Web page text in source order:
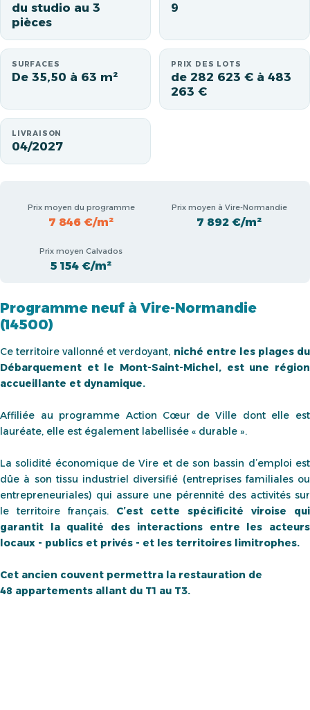
du studio au 3
pièces
9
SURFACES
De 35,50 à 63 m²
PRIX DES LOTS
de 282 623 € à 483
263 €
LIVRAISON
04/2027
Prix moyen du programme
7 846 €/m²
Prix moyen à Vire-Normandie
7 892 €/m²
Prix moyen Calvados
5 154 €/m²
Programme neuf à Vire-Normandie
(14500)
Ce territoire vallonné et verdoyant, niché entre les plages du
Débarquement et le Mont-Saint-Michel, est une région
accueillante et dynamique.
Affiliée au programme Action Cœur de Ville dont elle est
lauréate, elle est également labellisée « durable ».
La solidité économique de Vire et de son bassin d’emploi est
dûe à son tissu industriel diversifié (entreprises familiales ou
entrepreneuriales) qui assure une pérennité des activités sur
le territoire français. C’est cette spécificité viroise qui
garantit la qualité des interactions entre les acteurs
locaux - publics et privés - et les territoires limitrophes.
Cet ancien couvent permettra la restauration de
48 appartements allant du T1 au T3.